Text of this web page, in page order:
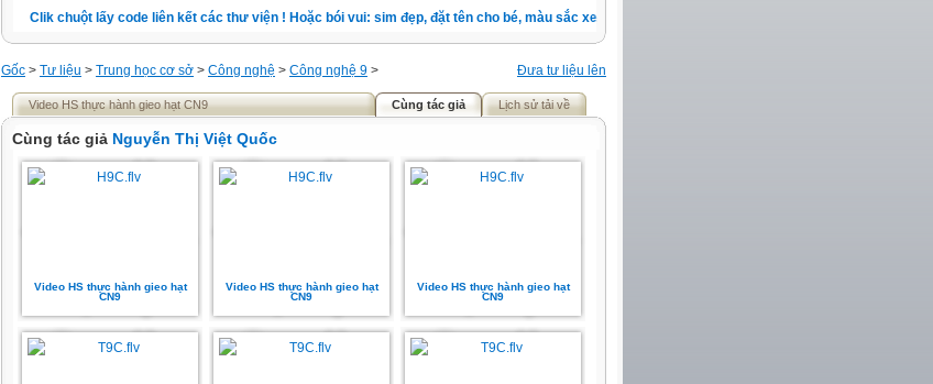
Clik chuột lấy code liên kết các thư viện ! Hoặc bói vui: sim đẹp, đặt tên cho bé, màu sắc xe, nốt ruồi, xem tuổi.v.v.v )
Đưa tư liệu lên
Gốc > Tư liệu > Trung học cơ sở > Công nghệ > Công nghệ 9 >
Video HS thực hành gieo hạt CN9 Cùng tác giả Lịch sử tải về
Cùng tác giả Nguyễn Thị Việt Quốc
Video HS thực hành gieo hạt
CN9
Video HS thực hành gieo hạt
CN9
Video HS thực hành gieo hạt
CN9